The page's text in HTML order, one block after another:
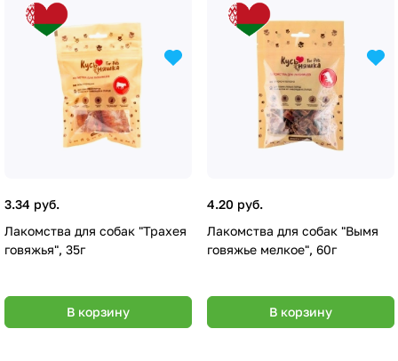
3.34 руб.
Лакомства для собак "Трахея
говяжья", 35г
В корзину
4.20 руб.
Лакомства для собак "Вымя
говяжье мелкое", 60г
В корзину